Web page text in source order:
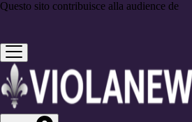
Questo sito contribuisce alla audience de